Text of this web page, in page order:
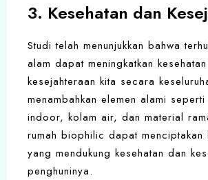
3. Kesehatan dan
Studi telah menunjukkan bahwa
alam dapat meningkatkan
kesejahteraan kita secara
menambahkan elemen alami seperti
indoor, kolam air, dan material
rumah biophilic dapat menciptakan
yang mendukung kesehatan dan
penghuninya.